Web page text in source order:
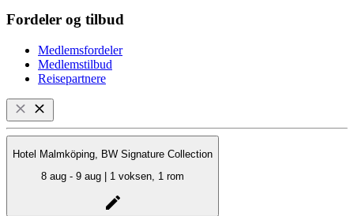
Fordeler og tilbud
Medlemsfordeler
Medlemstilbud
Reisepartnere
Hotel Malmköping, BW Signature Collection
8 aug - 9 aug | 1 voksen, 1 rom